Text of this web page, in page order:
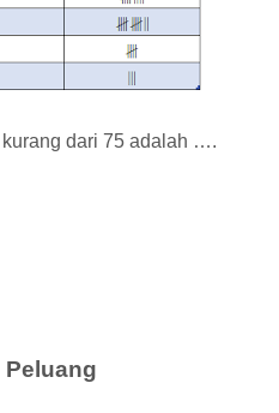
dari 75 adalah ….